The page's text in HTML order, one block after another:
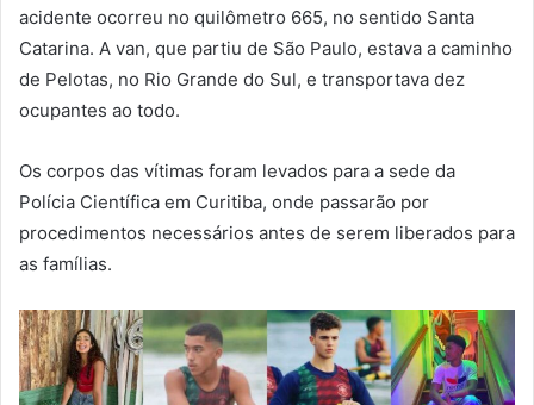
acidente ocorreu no quilômetro 665, no sentido Santa
Catarina. A van, que partiu de São Paulo, estava a caminho
de Pelotas, no Rio Grande do Sul, e transportava dez
ocupantes ao todo.
Os corpos das vítimas foram levados para a sede da
Polícia Científica em Curitiba, onde passarão por
procedimentos necessários antes de serem liberados para
as famílias.